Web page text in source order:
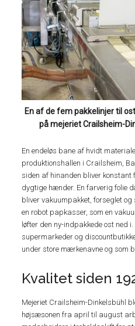
En af de fem pakkelinjer til
på mejeriet Crailsheim-
En endeløs bane af hvidt
produktionshallen i Crailsheim,
siden af hinanden bliver konstant
dygtige hænder. En farverig folie
bliver vakuumpakket, forseglet
en robot papkasser, som en
løfter den ny-indpakkede ost ned
supermarkeder og
under store mærkenavne og som
Kvalitet siden
Mejeriet Crailsheim-Dinkelsbühl
højsæsonen fra april til august